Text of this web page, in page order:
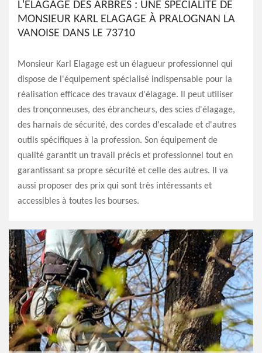
L'ÉLAGAGE DES ARBRES : UNE SPÉCIALITÉ DE
MONSIEUR KARL ELAGAGE À PRALOGNAN LA
VANOISE DANS LE 73710
Monsieur Karl Elagage est un élagueur professionnel qui
dispose de l'équipement spécialisé indispensable pour la
réalisation efficace des travaux d'élagage. Il peut utiliser
des tronçonneuses, des ébrancheurs, des scies d'élagage,
des harnais de sécurité, des cordes d'escalade et d'autres
outils spécifiques à la profession. Son équipement de
qualité garantit un travail précis et professionnel tout en
garantissant sa propre sécurité et celle des autres. Il va
aussi proposer des prix qui sont très intéressants et
accessibles à toutes les bourses.